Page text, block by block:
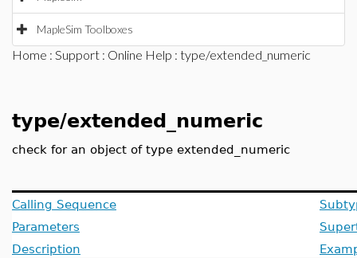
MapleSim Toolboxes
Home : Support : Online Help : type/extended_numeric
type/extended_numeric
check for an object of type extended_numeric
Calling Sequence
Parameters
Description